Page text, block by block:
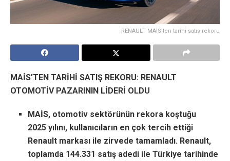
RENAULT MAİS’ten tarihi satış rekoru
MAİS’TEN TARİHİ SATIŞ REKORU: RENAULT
OTOMOTİV PAZARININ LİDERİ OLDU
MAİS, otomotiv sektörünün rekora koştuğu
2025 yılını, kullanıcıların en çok tercih ettiği
Renault markası ile zirvede tamamladı. Renault,
toplamda 144.331 satış adedi ile Türkiye tarihinde